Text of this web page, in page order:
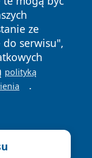
ze
do serwisu",
polityką
.
prawa
Polityka